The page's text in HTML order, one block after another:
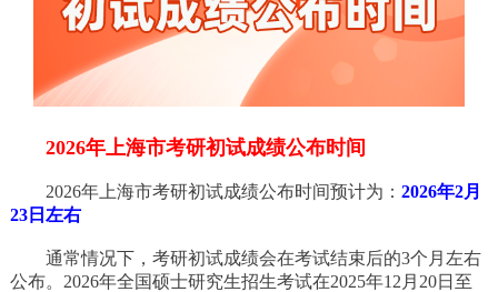
2026年上海市考研初试成绩公布时间
2026年上海市考研初试成绩公布时间预计为： 2026年2月
23日左右
通常情况下，考研初试成绩会在考试结束后的3个月左右
公布。2026年全国硕士研究生招生考试在2025年12月20日至